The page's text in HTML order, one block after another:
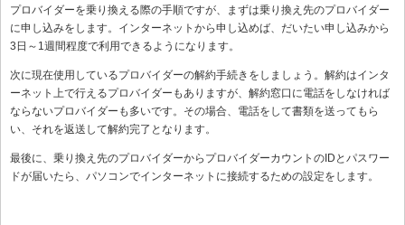
プロバイダーを乗り換える際の手順ですが、まずは乗り換え先のプロバイダー
に申し込みをします。インターネットから申し込めば、だいたい申し込みから
3日～1週間程度で利用できるようになります。
次に現在使用しているプロバイダーの解約手続きをしましょう。解約はインタ
ーネット上で行えるプロバイダーもありますが、解約窓口に電話をしなければ
ならないプロバイダーも多いです。その場合、電話をして書類を送ってもら
い、それを返送して解約完了となります。
最後に、乗り換え先のプロバイダーからプロバイダーカウントのIDとパスワー
ドが届いたら、パソコンでインターネットに接続するための設定をします。